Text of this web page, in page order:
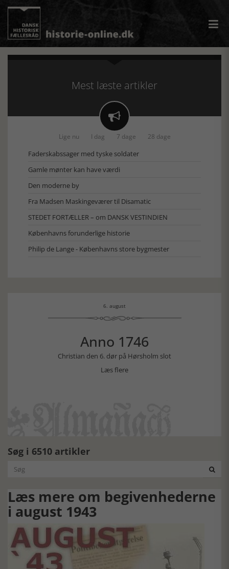
Mest læste artikler

Lige nu I dag 7 dage 28 dage
Faderskabssager med tyske soldater
Gamle mønter kan have værdi
Den moderne by
Fra Madsen Maskingeværer til Disamatic
STEDET FORTÆLLER – om DANSK VESTINDIEN
Københavns forunderlige historie
Philip de Lange - Københavns store bygmester
6. august
Anno 1746
Christian den 6. dør på Hørsholm slot
Læs flere
Søg i 6510 artikler

Læs mere om begivenhederne
i august 1943